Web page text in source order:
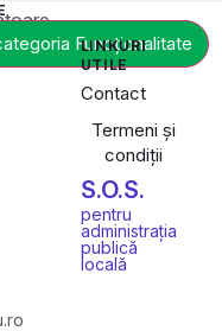
Funcționalitate
LINKURI
UTILE
Contact
Termeni și
condiții
S.O.S.
pentru
administrația
publică
locală